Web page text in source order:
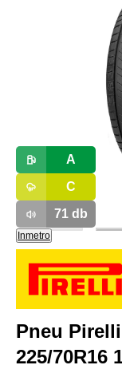
A
C
71db
Inmetro
Pneu
225/70R16